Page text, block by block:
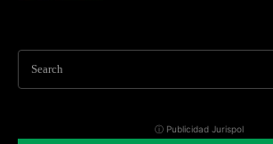
Search
ⓘ Publicidad Jurispol